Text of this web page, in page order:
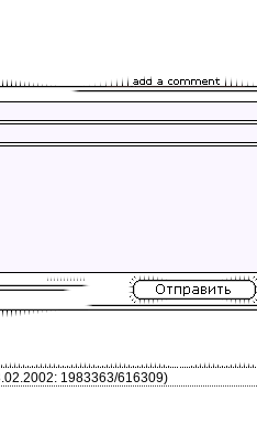
1983363/616309)